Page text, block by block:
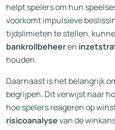
helpt spelers om hun
voorkomt impulsieve
tijdslimieten te stellen,
bankrollbeheeren
houden.
Daarnaast is het belangrijk
begrijpen. Dit verwijst naar
hoe spelers reageren op
risicoanalysevan de